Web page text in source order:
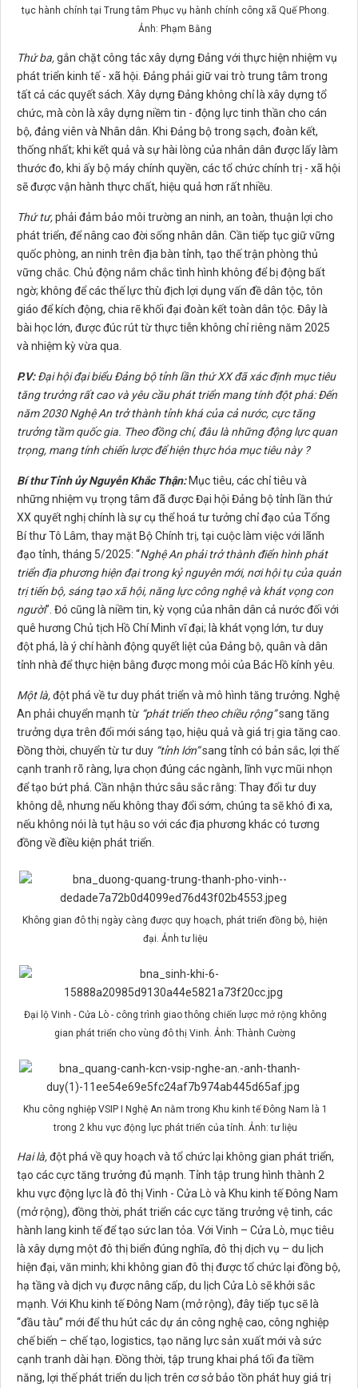
tục hành chính tại Trung tâm Phục vụ hành chính công xã Quế Phong.
Ảnh: Phạm Bằng
Thứ ba,gắn chặt công tác xây dựng Đảng với thực hiện nhiệm vụ
phát triển kinh tế - xã hội. Đảng phải giữ vai trò trung tâm trong
tất cả các quyết sách. Xây dựng Đảng không chỉ là xây dựng tổ
chức, mà còn là xây dựng niềm tin - động lực tinh thần cho cán
bộ, đảng viên và Nhân dân. Khi Đảng bộ trong sạch, đoàn kết,
thống nhất; khi kết quả và sự hài lòng của nhân dân được lấy làm
thước đo, khi ấy bộ máy chính quyền, các tổ chức chính trị - xã hội
sẽ được vận hành thực chất, hiệu quả hơn rất nhiều.
Thứ tư,phải đảm bảo môi trường an ninh, an toàn, thuận lợi cho
phát triển, để nâng cao đời sống nhân dân. Cần tiếp tục giữ vững
quốc phòng, an ninh trên địa bàn tỉnh, tạo thế trận phòng thủ
vững chắc. Chủ động nắm chắc tình hình không để bị động bất
ngờ; không để các thế lực thù địch lợi dụng vấn đề dân tộc, tôn
giáo để kích động, chia rẽ khối đại đoàn kết toàn dân tộc. Đây là
bài học lớn, được đúc rút từ thực tiễn không chỉ riêng năm 2025
và nhiệm kỳ vừa qua.
P.V: Đại hộiđại biểuĐảng bộ tỉnh lần thứ XX đã xác định mục tiêu
tăng trưởng rất cao và yêu cầu phát triển mang tính đột phá: Đến
năm 2030 Nghệ An trở thành tỉnh khá của cả nước, cực tăng
trưởng tầm quốc gia. Theo đồng chí, đâu là những động lực quan
trọng, mang tính chiến lược để hiện thực hóa mục tiêu này ?
Bí thư Tỉnh ủy Nguyễn Khắc Thận:Mục tiêu, các chỉ tiêu và
những nhiệm vụ trọng tâm đã được Đại hội Đảng bộ tỉnh lần thứ
XX quyết nghị chính là sự cụ thể hoá tư tưởng chỉ đạo của Tổng
Bí thư Tô Lâm, thay mặt Bộ Chính trị, tại cuộc làm việc với lãnh
đạo tỉnh, tháng 5/2025: “Nghệ An phải trở thành điển hình phát
triển địa phương hiện đại trong kỷ nguyên mới, nơi hội tụ của quản
trị tiến bộ, sáng tạo xã hội, năng lực công nghệ và khát vọng con
người”. Đó cũng là niềm tin, kỳ vọng của nhân dân cả nước đối với
quê hương Chủ tịch Hồ Chí Minh vĩ đại; là khát vọng lớn, tư duy
đột phá, là ý chí hành động quyết liệt của Đảng bộ, quân và dân
tỉnh nhà để thực hiện bằng được mong mỏi của Bác Hồ kính yêu.
Một là,đột phá về tư duy phát triển và mô hình tăng trưởng. Nghệ
An phải chuyển mạnh từ “phát triển theo chiều rộng”sang tăng
trưởng dựa trên đổi mới sáng tạo, hiệu quả và giá trị gia tăng cao.
Đồng thời, chuyển từ tư duy “tỉnh lớn”sang tỉnh có bản sắc, lợi thế
cạnh tranh rõ ràng, lựa chọn đúng các ngành, lĩnh vực mũi nhọn
để tạo bứt phá. Cần nhận thức sâu sắc rằng: Thay đổi tư duy
không dễ, nhưng nếu không thay đổi sớm, chúng ta sẽ khó đi xa,
nếu không nói là tụt hậu so với các địa phương khác có tương
đồng về điều kiện phát triển.
Không gian đô thị ngày càng được quy hoạch, phát triển đồng bộ, hiện
đại. Ảnh tư liệu
Đại lộ Vinh - Cửa Lò - công trình giao thông chiến lược mở rộng không
gian phát triển cho vùng đô thị Vinh. Ảnh: Thành Cường
Khu công nghiệp VSIP I Nghệ An nằm trong Khu kinh tế Đông Nam là 1
trong 2 khu vực động lực phát triển của tỉnh. Ảnh: tư liệu
Hai là,đột phá về quy hoạch và tổ chức lại không gian phát triển,
tạo các cực tăng trưởng đủ mạnh. Tỉnh tập trung hình thành 2
khu vực động lực là đô thị Vinh - Cửa Lò và Khu kinh tế Đông Nam
(mở rộng), đồng thời, phát triển các cực tăng trưởng vệ tinh, các
hành lang kinh tế để tạo sức lan tỏa. Với Vinh – Cửa Lò, mục tiêu
là xây dựng một đô thị biển đúng nghĩa, đô thị dịch vụ – du lịch
hiện đại, văn minh; khi không gian đô thị được tổ chức lại đồng bộ,
hạ tầng và dịch vụ được nâng cấp, du lịch Cửa Lò sẽ khởi sắc
mạnh. Với Khu kinh tế Đông Nam (mở rộng), đây tiếp tục sẽ là
“đầu tàu” mới để thu hút các dự án công nghệ cao, công nghiệp
chế biến – chế tạo, logistics, tạo năng lực sản xuất mới và sức
cạnh tranh dài hạn. Đồng thời, tập trung khai phá tối đa tiềm
năng, lợi thế phát triển du lịch trên cơ sở bảo tồn phát huy giá trị